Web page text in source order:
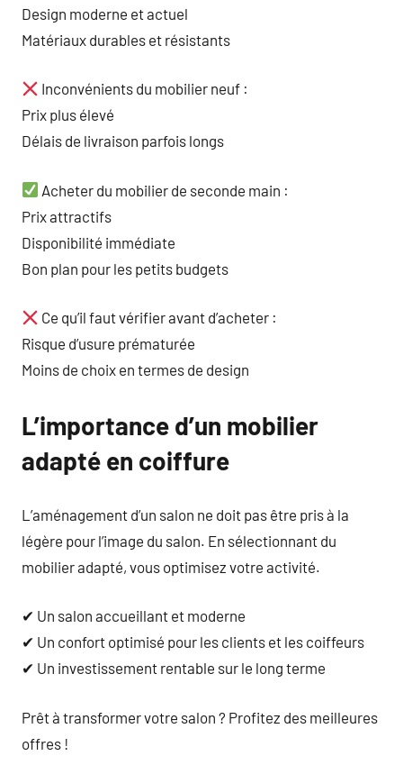
Design moderne et actuel
Matériaux durables et résistants
Inconvénients du mobilier neuf :
Prix plus élevé
Délais de livraison parfois longs
Acheter du mobilier de seconde main :
Prix attractifs
Disponibilité immédiate
Bon plan pour les petits budgets
Ce qu’il faut vérifier avant d’acheter :
Risque d’usure prématurée
Moins de choix en termes de design
L’importance d’un mobilier
adapté en coiffure
L’aménagement d’un salon ne doit pas être pris à la
légère pour l’image du salon. En sélectionnant du
mobilier adapté, vous optimisez votre activité.
✔ Un salon accueillant et moderne
✔ Un confort optimisé pour les clients et les coiffeurs
✔ Un investissement rentable sur le long terme
Prêt à transformer votre salon ? Profitez des meilleures
offres !